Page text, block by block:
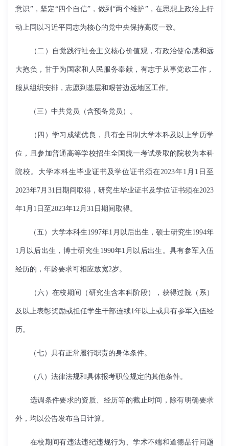
意识”，坚定“四个自信”，做到“两个维护”，在思想上政治上行
动上同以习近平同志为核心的党中央保持高度一致。
（二）自觉践行社会主义核心价值观，有政治使命感和远
大抱负，甘于为国家和人民服务奉献，有志于从事党政工作，
服从组织安排，志愿到基层和艰苦边远地区工作。
（三）中共党员（含预备党员）。
（四）学习成绩优良，具有全日制大学本科及以上学历学
位，且参加普通高等学校招生全国统一考试录取的院校为本科
院校。大学本科生毕业证书及学位证书须在2023年1 月 1 日至
2023年7 月 31 日期间取得，研究生毕业证书及学位证书须在2023
年1 月 1 日至2023年12 月 31 日期间取得。
（五）大学本科生1997年1 月以后出生，硕士研究生1994年
1 月以后出生，博士研究生 1990年1 月以后出生。具有参军入伍
经历的，年龄要求可相应放宽2岁。
（六）在校期间（研究生含本科阶段），获得过院（系）
及以上表彰奖励或担任学生干部连续1年以上或具有参军入伍经
历。
（七）具有正常履行职责的身体条件。
（八）法律法规和具体报考职位规定的其他条件。
选调条件要求的资质、经历等的截止时间，除有明确要求
外，均以公告发布当日计算。
在校期间有违法违纪违规行为、学术不端和道德品行问题